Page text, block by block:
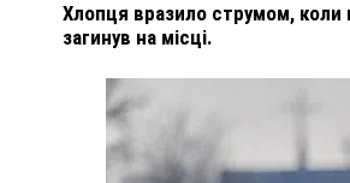
Хлопця вразило струмом, коли
загинув на місці.